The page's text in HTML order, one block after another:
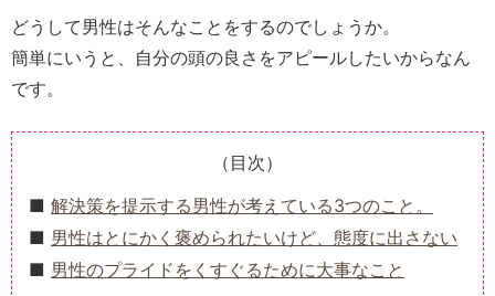
どうして男性はそんなことをするのでしょうか。
簡単にいうと、自分の頭の良さをアピールしたいからなん
です。
（目次）
解決策を提示する男性が考えている3つのこと。
男性はとにかく褒められたいけど、態度に出さない
男性のプライドをくすぐるために大事なこと